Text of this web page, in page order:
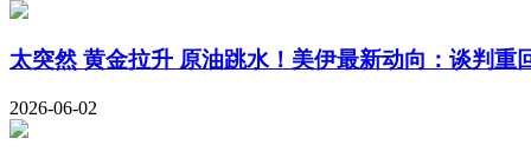
太突然 黄金拉升 原油跳水！美伊最新动向：谈判重
2026-06-02